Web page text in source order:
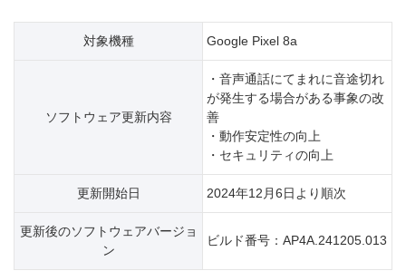
対象機種 Google Pixel 8a
ソフトウェア更新内容
・音声通話にてまれに音途切れ
が発生する場合がある事象の改
善
・動作安定性の向上
・セキュリティの向上
更新開始日 2024年12月6日より順次
更新後のソフトウェアバージョ
ン
ビルド番号：AP4A.241205.013